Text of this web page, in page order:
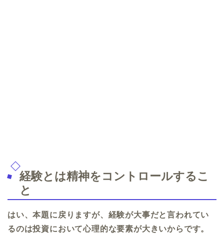
経験とは精神をコントロールするこ
と
はい、本題に戻りますが、経験が大事だと言われてい
るのは投資において心理的な要素が大きいからです。